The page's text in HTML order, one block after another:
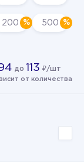
200 500
до 113 ₽/шт
от количества